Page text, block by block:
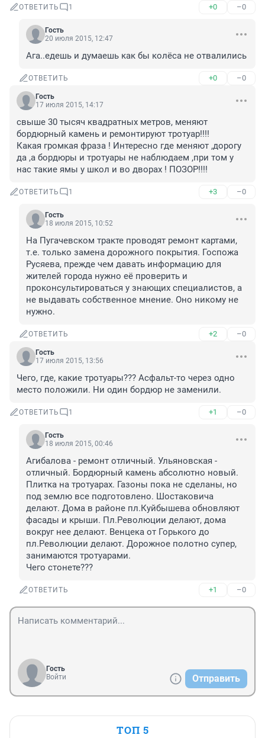
ОТВЕТИТЬ 1 +0 –0
Гость
20 июля 2015, 12:47
Ага..едешь и думаешь как бы колёса не отвалились
ОТВЕТИТЬ +0 –0
Гость
17 июля 2015, 14:17
свыше 30 тысяч квадратных метров, меняют
бордюрный камень и ремонтируют тротуар!!!!
Какая громкая фраза ! Интересно где меняют ,дорогу
да ,а бордюры и тротуары не наблюдаем ,при том у
нас такие ямы у школ и во дворах ! ПОЗОР!!!!
ОТВЕТИТЬ 1 +3 –0
Гость
18 июля 2015, 10:52
На Пугачевском тракте проводят ремонт картами,
т.е. только замена дорожного покрытия. Госпожа
Русяева, прежде чем давать информацию для
жителей города нужно её проверить и
проконсультироваться у знающих специалистов, а
не выдавать собственное мнение. Оно никому не
нужно.
ОТВЕТИТЬ +2 –0
Гость
17 июля 2015, 13:56
Чего, где, какие тротуары??? Асфальт-то через одно
место положили. Ни один бордюр не заменили.
ОТВЕТИТЬ 1 +1 –0
Гость
18 июля 2015, 00:46
Агибалова - ремонт отличный. Ульяновская -
отличный. Бордюрный камень абсолютно новый.
Плитка на тротуарах. Газоны пока не сделаны, но
под землю все подготовлено. Шостаковича
делают. Дома в районе пл.Куйбышева обновляют
фасады и крыши. Пл.Революции делают, дома
вокруг нее делают. Венцека от Горького до
пл.Революции делают. Дорожное полотно супер,
занимаются тротуарами.
Чего стонете???
ОТВЕТИТЬ +1 –0
Гость
Войти
Отправить
ТОП 5